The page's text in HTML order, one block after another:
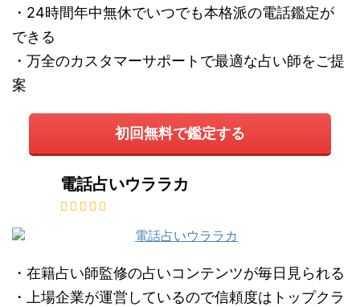
・24時間年中無休でいつでも本格派の電話鑑定が
できる
・万全のカスタマーサポートで最適な占い師をご提
案
初回無料で鑑定する
電話占いウララカ
・在籍占い師監修の占いコンテンツが毎日見られる
・上場企業が運営しているので信頼度はトップクラ